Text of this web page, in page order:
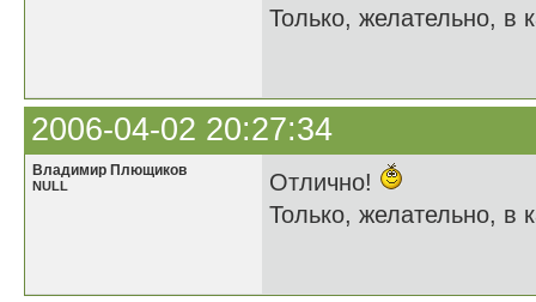
Только, желательно, в
2006-04-02 20:27:34
Владимир Плющиков
NULL
Отлично!
Только, желательно, в